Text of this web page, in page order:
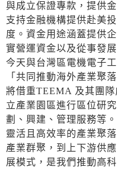
與成立保證專款，提供
支持金融機構提供赴美
度。資金用途涵蓋提供
實營運資金以及從事發
今天與台灣區電機電子
「共同推動海外產業聚
將借重TEEMA 及其團
立產業園區進行區位研
劃、興建、管理服務等
靈活且高效率的產業聚
產業群聚，到上下游供
展模式，是我們推動高